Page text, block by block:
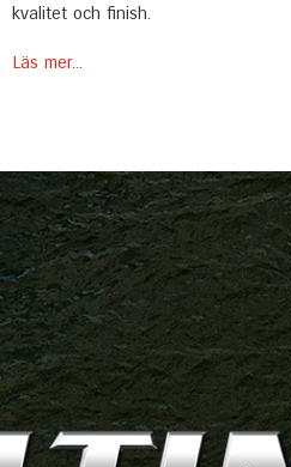
kvalitet och finish.
Läs mer...